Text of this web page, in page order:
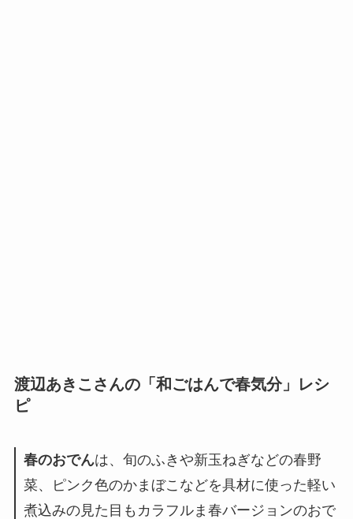
渡辺あきこさんの「和ごはんで春気分」レシ
ピ
春のおでんは、旬のふきや新玉ねぎなどの春野
菜、ピンク色のかまぼこなどを具材に使った軽い
煮込みの見た目もカラフルま春バージョンのおで